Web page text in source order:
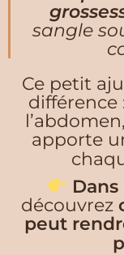
sangle
Ce petit
différence
apporte
découvrez
peut